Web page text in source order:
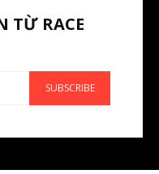
TỪ RACE
SUBSCRIBE